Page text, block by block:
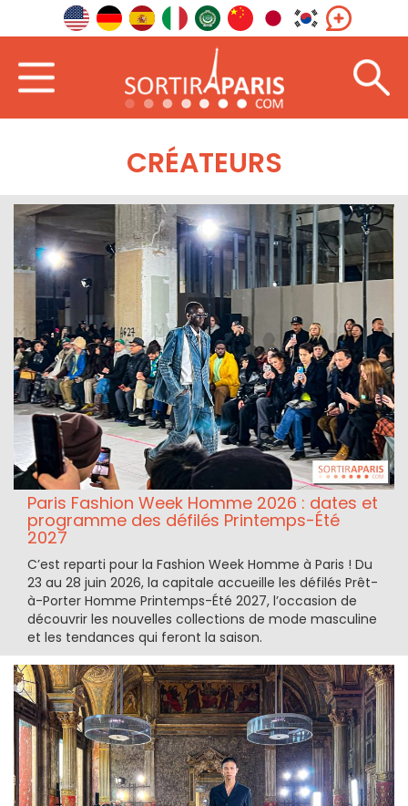
CRÉATEURS
Paris Fashion Week Homme 2026 : dates et
programme des défilés Printemps-Été
2027
C’est reparti pour la Fashion Week Homme à Paris ! Du
23 au 28 juin 2026, la capitale accueille les défilés Prêt-
à-Porter Homme Printemps-Été 2027, l’occasion de
découvrir les nouvelles collections de mode masculine
et les tendances qui feront la saison.